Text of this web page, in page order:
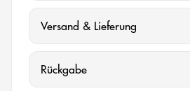
Versand & Lieferung
Rückgabe